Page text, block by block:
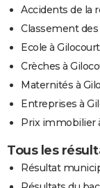
Accidents de la
Classement
Ecole à Gilocourt
Crèches à
Maternités à
Entreprises à
Prix immobilier
Tous les
Résultat